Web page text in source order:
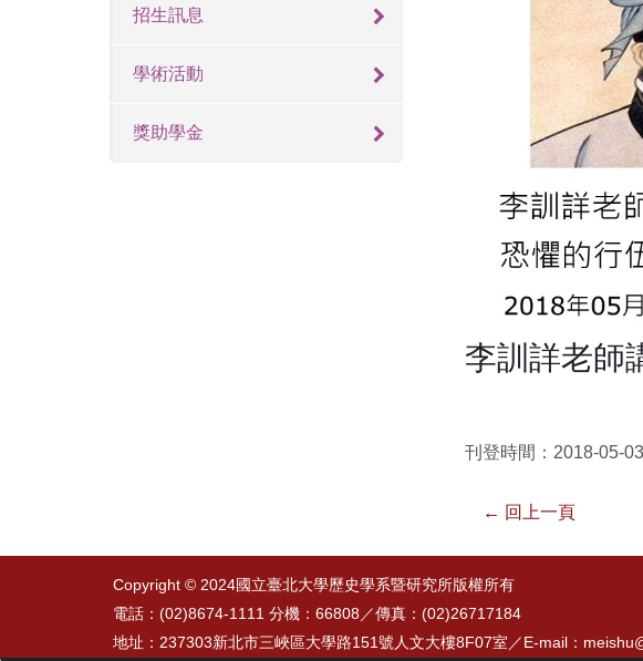
招生訊息
學術活動
獎助學金
李訓詳老師
刊登時間：2018-05-03
← 回上一頁
Copyright © 2024國立臺北大學歷史學系暨研究所版權所有
電話：(02)8674-1111 分機：66808／傳真：(02)26717184
地址：237303新北市三峽區大學路151號人文大樓8F07室／E-mail：